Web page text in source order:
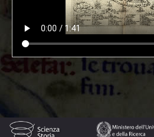
يد الأتراك العثمانيين عام
الرومانية الشرقية، مما أدى إلى